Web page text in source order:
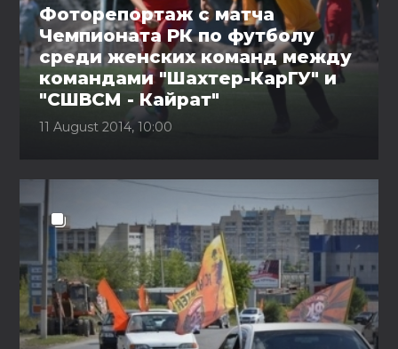
Фоторепортаж с матча
Чемпионата РК по футболу
среди женских команд между
командами "Шахтер-КарГУ" и
"СШВСМ - Кайрат"
11 August 2014, 10:00